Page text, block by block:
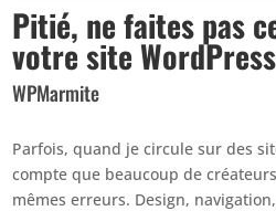
Pitié, ne faites pas
votre site
WPMarmite
Parfois, quand je circule sur des
compte que beaucoup de
mêmes erreurs. Design,